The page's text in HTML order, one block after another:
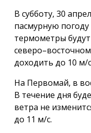
В субботу, 30
пасмурную погоду
термометры
доходить до 10 м/
На Первомай, в
В течение дня
ветра не
до 11 м/с.